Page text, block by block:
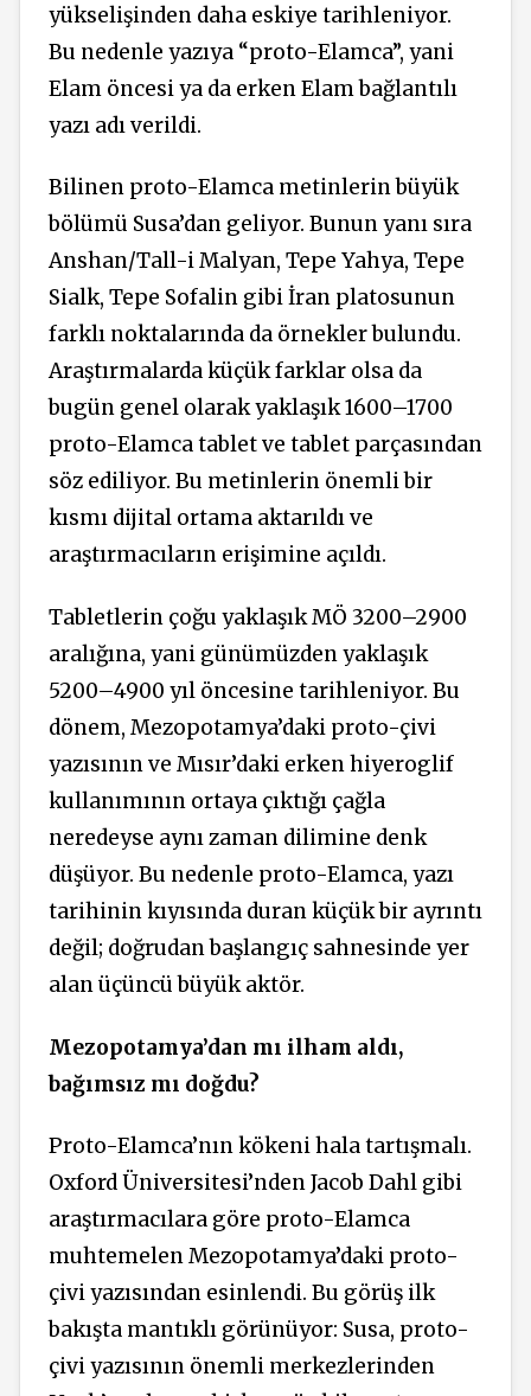
yükselişinden daha eskiye tarihleniyor.
Bu nedenle yazıya “proto-Elamca”, yani
Elam öncesi ya da erken Elam bağlantılı
yazı adı verildi.
Bilinen proto-Elamca metinlerin büyük
bölümü Susa’dan geliyor. Bunun yanı sıra
Anshan/Tall-i Malyan, Tepe Yahya, Tepe
Sialk, Tepe Sofalin gibi İran platosunun
farklı noktalarında da örnekler bulundu.
Araştırmalarda küçük farklar olsa da
bugün genel olarak yaklaşık 1600–1700
proto-Elamca tablet ve tablet parçasından
söz ediliyor. Bu metinlerin önemli bir
kısmı dijital ortama aktarıldı ve
araştırmacıların erişimine açıldı.
Tabletlerin çoğu yaklaşık MÖ 3200–2900
aralığına, yani günümüzden yaklaşık
5200–4900 yıl öncesine tarihleniyor. Bu
dönem, Mezopotamya’daki proto-çivi
yazısının ve Mısır’daki erken hiyeroglif
kullanımının ortaya çıktığı çağla
neredeyse aynı zaman dilimine denk
düşüyor. Bu nedenle proto-Elamca, yazı
tarihinin kıyısında duran küçük bir ayrıntı
değil; doğrudan başlangıç sahnesinde yer
alan üçüncü büyük aktör.
Mezopotamya’dan mı ilham aldı,
bağımsız mı doğdu?
Proto-Elamca’nın kökeni hala tartışmalı.
Oxford Üniversitesi’nden Jacob Dahl gibi
araştırmacılara göre proto-Elamca
muhtemelen Mezopotamya’daki proto-
çivi yazısından esinlendi. Bu görüş ilk
bakışta mantıklı görünüyor: Susa, proto-
çivi yazısının önemli merkezlerinden